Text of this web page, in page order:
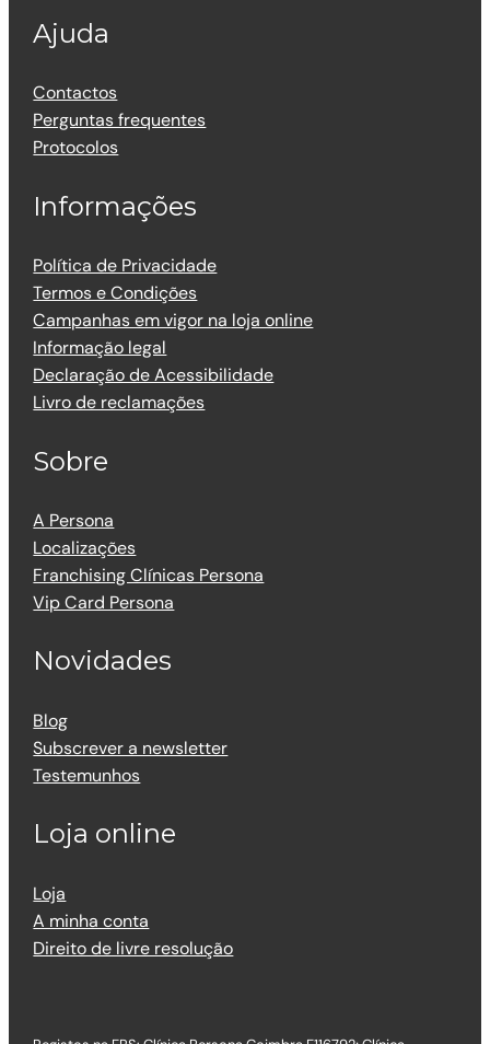
Ajuda
Contactos
Perguntas frequentes
Protocolos
Informações
Política de Privacidade
Termos e Condições
Campanhas em vigor na loja online
Informação legal
Declaração de Acessibilidade
Livro de reclamações
Sobre
A Persona
Localizações
Franchising Clínicas Persona
Vip Card Persona
Novidades
Blog
Subscrever a newsletter
Testemunhos
Loja online
Loja
A minha conta
Direito de livre resolução